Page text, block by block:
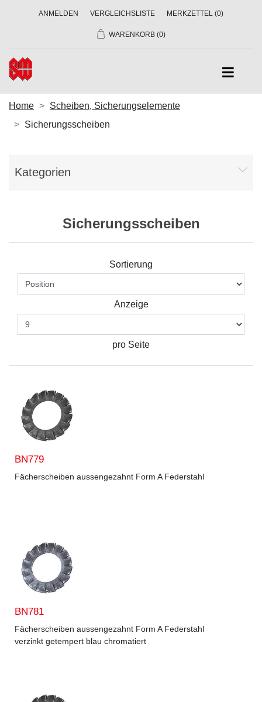
ANMELDEN VERGLEICHSLISTE MERKZETTEL (0)
WARENKORB (0)
Home
Scheiben, Sicherungselemente
Sicherungsscheiben
Kategorien
Sicherungsscheiben
Sortierung
Anzeige
pro Seite
BN779
Fächerscheiben aussengezahnt Form A Federstahl
BN781
Fächerscheiben aussengezahnt Form A Federstahl
verzinkt getempert blau chromatiert